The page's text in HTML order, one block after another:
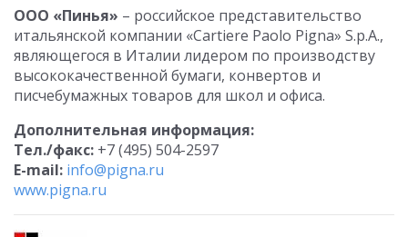
ООО «Пинья» – российское представительство
итальянской компании «Cartiere Paolo Pigna» S.p.A.,
являющегося в Италии лидером по производству
высококачественной бумаги, конвертов и
писчебумажных товаров для школ и офиса.
Дополнительная информация:
Тел./факс: +7 (495) 504-2597
E-mail: info@pigna.ru
www.pigna.ru